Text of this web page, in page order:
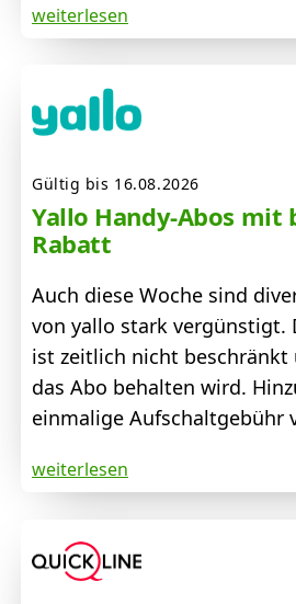
weiterlesen
Gültig bis 16.08.2026
Yallo Handy-Abos mit
Rabatt
Auch diese Woche sind
von yallo stark vergünstigt.
ist zeitlich nicht
das Abo behalten wird.
einmalige Aufschaltgebühr
weiterlesen